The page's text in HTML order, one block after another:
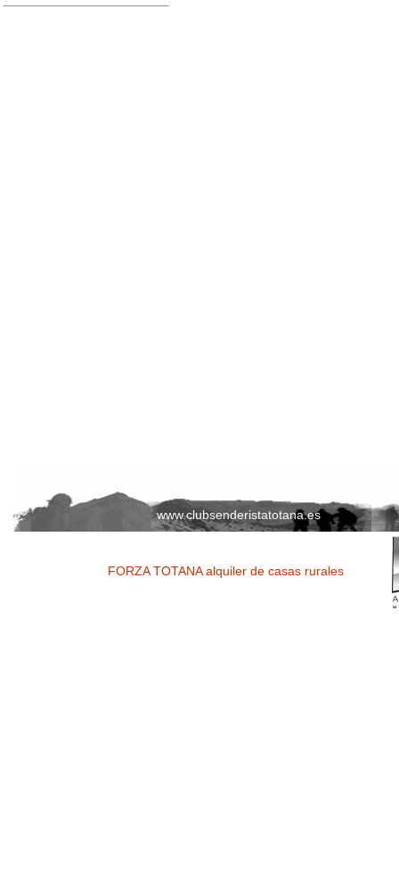
www.clubsenderistatotana.es
FORZA TOTANA alquiler de casas rurales